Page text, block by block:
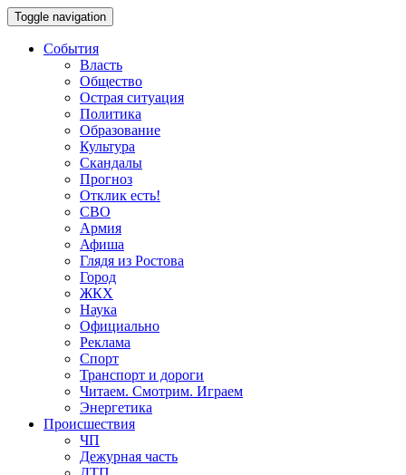
Toggle navigation
События
Власть
Общество
Острая ситуация
Политика
Образование
Культура
Скандалы
Прогноз
Отклик есть!
СВО
Армия
Афиша
Глядя из Ростова
Город
ЖКХ
Наука
Официально
Реклама
Спорт
Транспорт и дороги
Читаем. Смотрим. Играем
Энергетика
Происшествия
ЧП
Дежурная часть